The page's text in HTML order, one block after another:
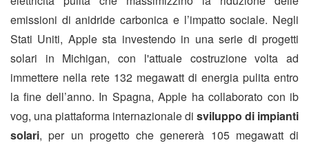
emissioni di anidride carbonica e l’impatto sociale. Negli
Stati Uniti, Apple sta investendo in una serie di progetti
solari in Michigan, con l'attuale costruzione volta ad
immettere nella rete 132 megawatt di energia pulita entro
la fine dell’anno. In Spagna, Apple ha collaborato con ib
vog, una piattaforma internazionale di sviluppo di impianti
solari, per un progetto che genererà 105 megawatt di